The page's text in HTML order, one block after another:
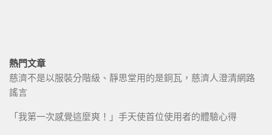
熱門文章
慈濟不是以服裝分階級、靜思堂用的是銅瓦，慈濟人澄清網路
謠言
「我第一次感覺這麼爽！」手天使首位使用者的體驗心得